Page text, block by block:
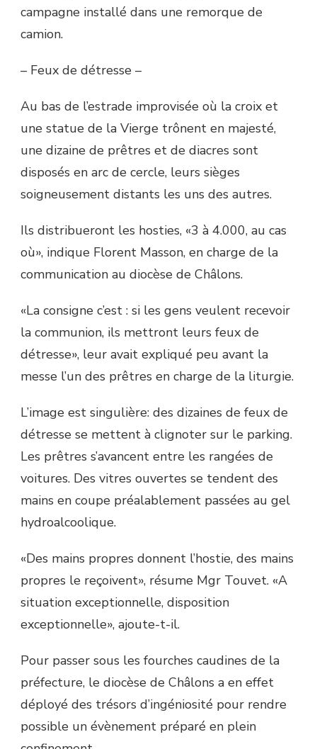
campagne installé dans une remorque de
camion.
– Feux de détresse –
Au bas de l’estrade improvisée où la croix et
une statue de la Vierge trônent en majesté,
une dizaine de prêtres et de diacres sont
disposés en arc de cercle, leurs sièges
soigneusement distants les uns des autres.
Ils distribueront les hosties, «3 à 4.000, au cas
où», indique Florent Masson, en charge de la
communication au diocèse de Châlons.
«La consigne c’est : si les gens veulent recevoir
la communion, ils mettront leurs feux de
détresse», leur avait expliqué peu avant la
messe l’un des prêtres en charge de la liturgie.
L’image est singulière: des dizaines de feux de
détresse se mettent à clignoter sur le parking.
Les prêtres s’avancent entre les rangées de
voitures. Des vitres ouvertes se tendent des
mains en coupe préalablement passées au gel
hydroalcoolique.
«Des mains propres donnent l’hostie, des mains
propres le reçoivent», résume Mgr Touvet. «A
situation exceptionnelle, disposition
exceptionnelle», ajoute-t-il.
Pour passer sous les fourches caudines de la
préfecture, le diocèse de Châlons a en effet
déployé des trésors d’ingéniosité pour rendre
possible un évènement préparé en plein